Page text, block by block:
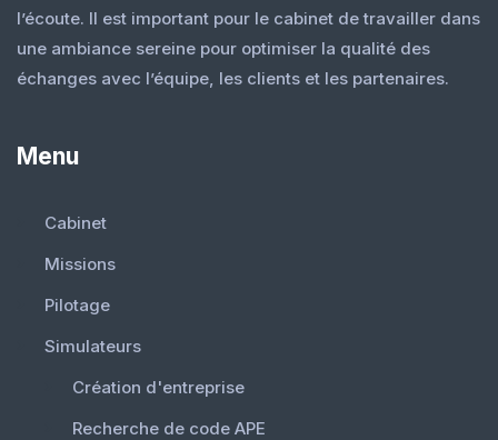
l’écoute. Il est important pour le cabinet de travailler dans
une ambiance sereine pour optimiser la qualité des
échanges avec l’équipe, les clients et les partenaires.
Menu
Cabinet
Missions
Pilotage
Simulateurs
Création d'entreprise
Recherche de code APE